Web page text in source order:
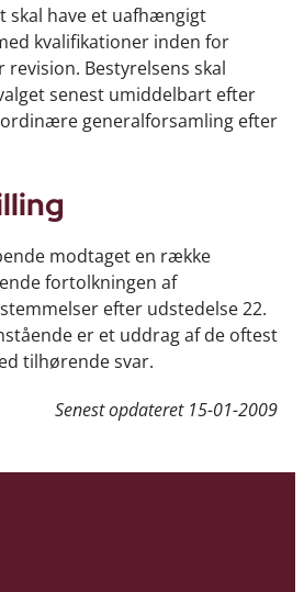
skal have et uafhængigt
kvalifikationer inden for
Bestyrelsens skal
senest umiddelbart efter
generalforsamling efter
modtaget en række
fortolkningen af
efter udstedelse 22.
er et uddrag af de oftest
tilhørende svar.
Senest opdateret 15-01-2009